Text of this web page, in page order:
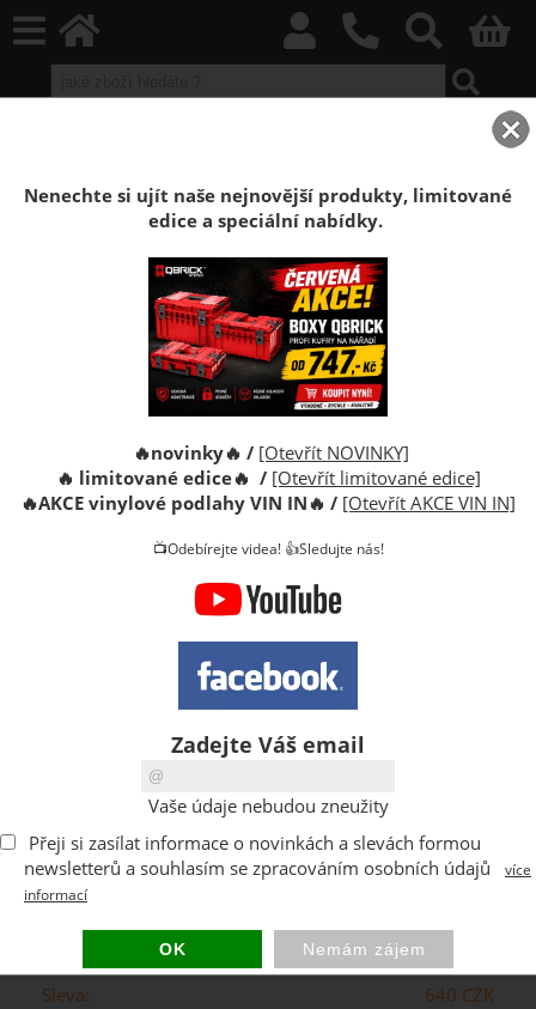
Sestava Qbrick System ONE Cart Technik Set 1
Sestava Qbrick System ONE Cart Technik
2.0 Set 1
Qbrick System ONE CART 2.0 Technik Set je sada kufrů
na nářadí. Sestava tří kufrů na pojízdné základně.
Kód:
Z258049PG001
Výrobce:
Qbrick System
Sleva:
640 CZK
Nenechte si ujít naše nejnovější produkty, limitované
edice a speciální nabídky.
🔥novinky🔥 / [Otevřít NOVINKY]
🔥 limitované edice🔥 / [Otevřít limitované edice]
🔥AKCE vinylové podlahy VIN IN🔥 / [Otevřít AKCE VIN IN]
📺Odebírejte videa! 👍Sledujte nás!
Zadejte Váš email
Vaše údaje nebudou zneužity
Přeji si zasílat informace o novinkách a slevách formou
newsletterů a souhlasím se zpracováním osobních údajů
více
informací